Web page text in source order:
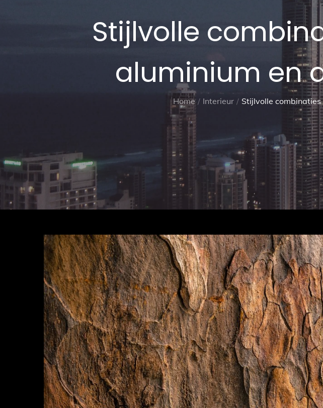
Stijlvolle
aluminium en
Home Interieur Stijlvolle